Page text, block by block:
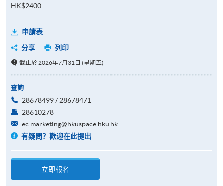
HK$2400
申請表
分享
列印
截止於 2026年7月31日 (星期五)
查詢
28678499 / 28678471
28610278
ec.marketing@hkuspace.hku.hk
有疑問？歡迎在此提出
立即報名